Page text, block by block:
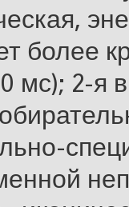
более
мс); 2-я